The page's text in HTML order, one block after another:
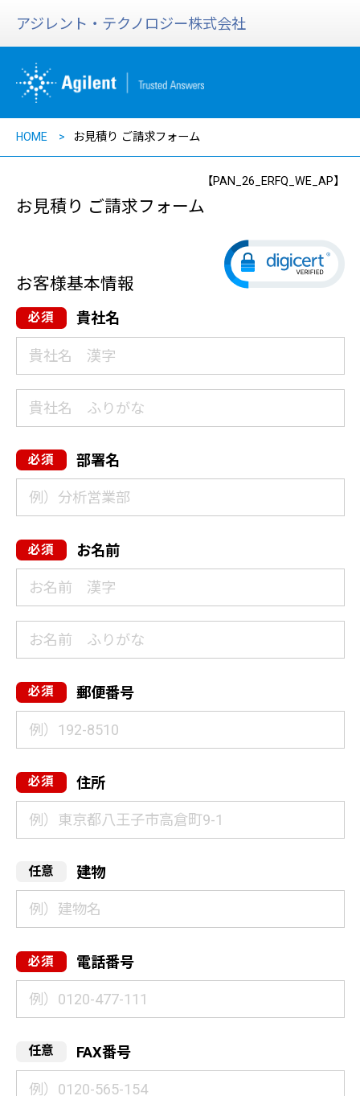
アジレント・テクノロジー株式会社
HOME お見積り ご請求フォーム
【PAN_26_ERFQ_WE_AP】
お見積り ご請求フォーム
お客様基本情報
貴社名
部署名
お名前
郵便番号
住所
建物
電話番号
FAX番号